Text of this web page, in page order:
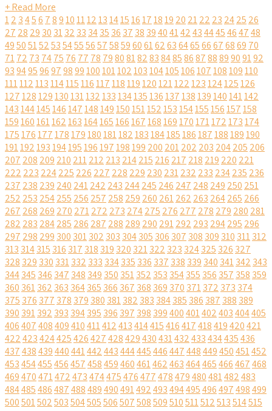
+ Read More
12 3456 78910111213141516171819 20 2122 23 2425 26
27 28 29 30 3132 33 3435 36 37 38 39404142434445464748
495051525354555657585960616263646566676869 70
7172 73 7475 76 77 78 7980818283848586878889909192
93949596979899100101102103104105106107108109110
111112113114115116117118119120121122123124125126
127128129130131132133134135136137138139140141142
143144145146147148149150151152153154155156157158
159160161162163164165166167168169170171172173174
175176177178179180181182183184185186187188189190
191192193194195196197198199 200 201202 203 204205 206
207 208 209 210 211212 213 214215 216 217 218 219 220 221
222 223 224225 226 227 228 229 230 231232 233 234235 236
237 238 239 240 241242 243 244245 246 247 248 249 250 251
252 253 254255 256 257 258 259 260 261262 263 264265 266
267 268 269 270 271272 273 274275 276 277 278 279 280 281
282 283 284285 286 287 288 289 290 291292 293 294295 296
297 298 299 300 301302 303 304305 306 307 308 309 310 311312
313 314315 316 317 318 319 320 321322 323 324325 326 327
328 329 330 331332 333 334335 336 337 338 339 340 341342 343
344345 346 347 348 349 350 351352 353 354355 356 357 358 359
360 361362 363 364365 366 367 368 369 370 371372 373 374
375 376 377 378 379 380 381382 383 384385 386 387 388 389
390 391392 393 394395 396 397 398 399400401402403404405
406407408409410411412413414415416417418419420421
422423424425426427428429430431432433434435436
437438439440441442443444445446447448449450451452
453454455456457458459460461462463464465466467468
469470471472473474475476477478479480481482483
484485486487488489490491492493494495496497498499
500501502503504505506507508509510511512513514515